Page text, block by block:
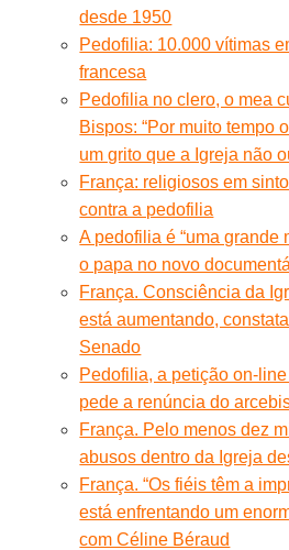
desde 1950
Pedofilia: 10.000 vítimas
francesa
Pedofilia no clero, o mea
Bispos: “Por muito tempo
um grito que a Igreja não
França: religiosos em
contra a pedofilia
A pedofilia é “uma grande
o papa no novo
França. Consciência da
está aumentando,
Senado
Pedofilia, a petição on-
pede a renúncia do
França. Pelo menos dez
abusos dentro da Igreja
França. “Os fiéis têm a
está enfrentando um
com Céline Béraud